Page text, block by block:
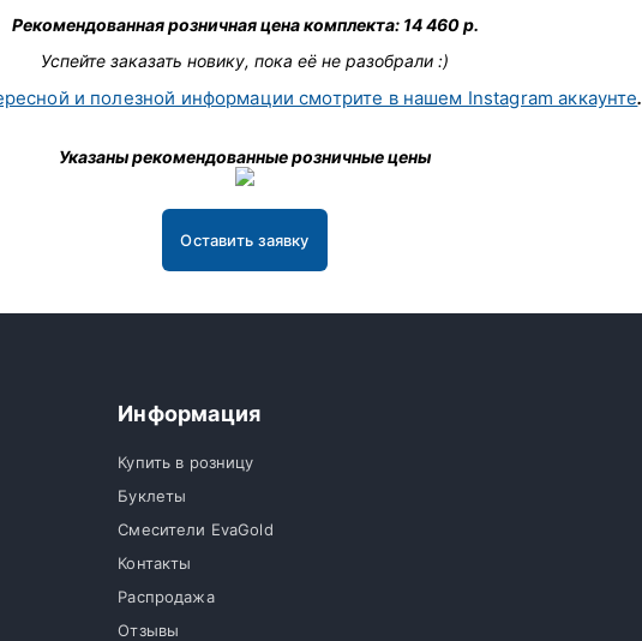
Рекомендованная розничная цена комплекта: 14 460 р.
Успейте заказать новику, пока её не разобрали :)
и полезной информации смотрите в нашем Instagram аккаунте.
Указаны рекомендованные розничные цены
Оставить заявку
Информация
Купить в розницу
Буклеты
Смесители EvaGold
Контакты
Распродажа
Отзывы